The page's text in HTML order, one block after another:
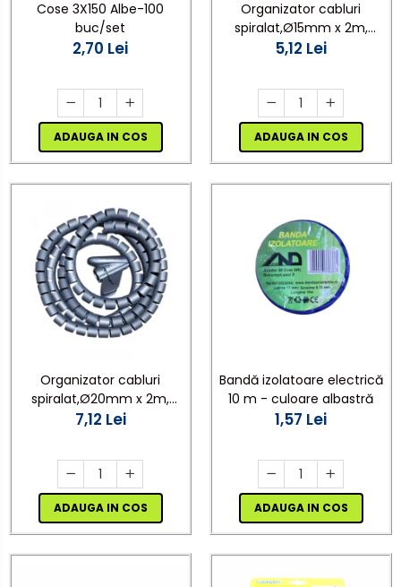
Cose 3X150 Albe-100
buc/set
2,70 Lei
ADAUGA IN COS
Organizator cabluri
spiralat,Ø15mm x 2m,
gri,protectie birou
5,12 Lei
ADAUGA IN COS
Organizator cabluri
spiralat,Ø20mm x 2m,
gri,protectie birou
7,12 Lei
ADAUGA IN COS
Bandă izolatoare electrică
10 m - culoare albastră
1,57 Lei
ADAUGA IN COS